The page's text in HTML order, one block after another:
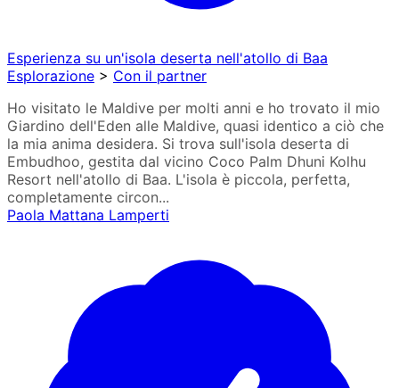
Esperienza su un'isola deserta nell'atollo di Baa
Esplorazione > Con il partner
Ho visitato le Maldive per molti anni e ho trovato il mio
Giardino dell'Eden alle Maldive, quasi identico a ciò che
la mia anima desidera. Si trova sull'isola deserta di
Embudhoo, gestita dal vicino Coco Palm Dhuni Kolhu
Resort nell'atollo di Baa. L'isola è piccola, perfetta,
completamente circon...
Paola Mattana Lamperti